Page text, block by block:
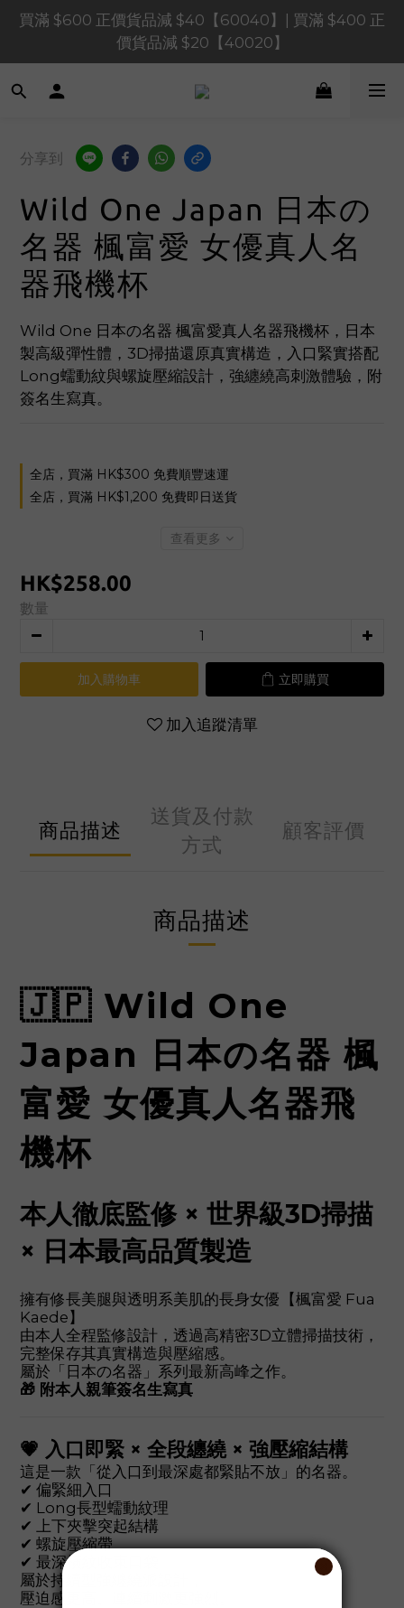
買滿 $1,200 正價貨品減 $120【1200120】| 買滿
$900 正價貨品減 $80！【90080】
買滿 $600 正價貨品減 $40【60040】| 買滿 $400 正
價貨品減 $20【40020】
📢 系統維護通知 – SHOPLINE Payments FPS將於
買滿 $1,200 正價貨品減 $120【1200120】| 買滿
$900 正價貨品減 $80！【90080】
分享到
Wild One Japan 日本の
名器 楓富愛 女優真人名
器飛機杯
Wild One 日本の名器 楓富愛真人名器飛機杯，日本
製高級彈性體，3D掃描還原真實構造，入口緊實搭配
Long蠕動紋與螺旋壓縮設計，強纏繞高刺激體驗，附
簽名生寫真。
全店，買滿 HK$300 免費順豐速運
全店，買滿 HK$1,200 免費即日送貨
查看更多
HK$258.00
數量
加入購物車 立即購買
加入追蹤清單
商品描述
送貨及付款
方式
顧客評價
商品描述
🇯🇵 Wild One
Japan 日本の名器 楓
富愛 女優真人名器飛
機杯
本人徹底監修 × 世界級3D掃描
× 日本最高品質製造
擁有修長美腿與透明系美肌的長身女優【楓富愛 Fua
Kaede】
由本人全程監修設計，透過高精密3D立體掃描技術，
完整保存其真實構造與壓縮感。
屬於「日本の名器」系列最新高峰之作。
🎁 附本人親筆簽名生寫真
💗 入口即緊 × 全段纏繞 × 強壓縮結構
這是一款「從入口到最深處都緊貼不放」的名器。
✔ 偏緊細入口
✔ Long長型蠕動紋理
✔ 上下夾擊突起結構
✔ 螺旋壓縮帶
✔ 最深橫紋收束口袋
屬於持續型強纏繞派設計，
壓迫感更高、連續刺激更強烈。